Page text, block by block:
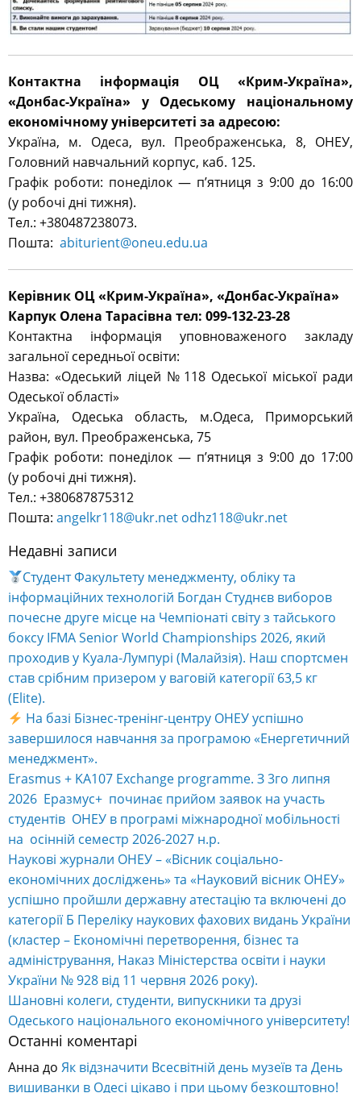
Контактна інформація ОЦ «Крим-Україна»,
«Донбас-Україна» у Одеському національному
економічному університеті за адресою:
Україна, м. Одеса, вул. Преображенська, 8, ОНЕУ,
Головний навчальний корпус, каб. 125.
Графік роботи: понеділок — п’ятниця з 9:00 до 16:00
(у робочі дні тижня).
Тел.: +380487238073.
Пошта: abiturient@oneu.edu.ua
Керівник ОЦ «Крим-Україна», «Донбас-Україна»
Карпук Олена Тарасівна тел: 099-132-23-28
Контактна інформація уповноваженого закладу
загальної середньої освіти:
Назва: «Одеський ліцей № 118 Одеської міської ради
Одеської області»
Україна, Одеська область, м.Одеса, Приморський
район, вул. Преображенська, 75
Графік роботи: понеділок — п’ятниця з 9:00 до 17:00
(у робочі дні тижня).
Тел.: +380687875312
Пошта: angelkr118@ukr.net odhz118@ukr.net
Недавні записи
Студент Факультету менеджменту, обліку та
інформаційних технологій Богдан Студнєв виборов
почесне друге місце на Чемпіонаті світу з тайського
боксу IFMA Senior World Championships 2026, який
проходив у Куала-Лумпурі (Малайзія). Наш спортсмен
став срібним призером у ваговій категорії 63,5 кг
(Elite).
На базі Бізнес-тренінг-центру ОНЕУ успішно
завершилося навчання за програмою «Енергетичний
менеджмент».
Erasmus + KA107 Exchange programme. З 3го липня
2026 Еразмус+ починає прийом заявок на участь
студентів ОНЕУ в програмі міжнародної мобільності
на осінній семестр 2026-2027 н.р.
Наукові журнали ОНЕУ – «Вісник соціально-
економічних досліджень» та «Науковий вісник ОНЕУ»
успішно пройшли державну атестацію та включені до
категорії Б Переліку наукових фахових видань України
(кластер – Економічні перетворення, бізнес та
адміністрування, Наказ Міністерства освіти і науки
України № 928 від 11 червня 2026 року).
Шановні колеги, студенти, випускники та друзі
Одеського національного економічного університету!
Останні коментарі
Анна до Як відзначити Всесвітній день музеїв та День
вишиванки в Одесі цікаво і при цьому безкоштовно!